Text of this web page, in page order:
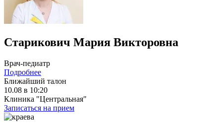
Старикович Мария Викторовна
Врач-педиатр
Подробнее
Ближайший талон
10.08 в 10:20
Клиника "Центральная"
Записаться на прием